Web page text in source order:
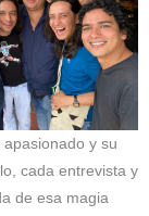
y su
cada entrevista y
de esa magia